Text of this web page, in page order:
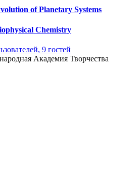
of Planetary Systems
Chemistry
9 гостей
Академия Творчества